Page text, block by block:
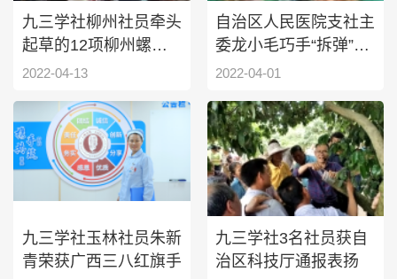
九三学社柳州社员牵头
起草的12项柳州螺蛳
粉地方标准正式发布
2022-04-13
自治区人民医院支社主
委龙小毛巧手“拆弹”化
凶险
2022-04-01
九三学社玉林社员朱新
青荣获广西三八红旗手
九三学社3名社员获自
治区科技厅通报表扬